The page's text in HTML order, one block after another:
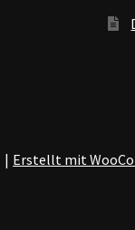
Erstellt mit